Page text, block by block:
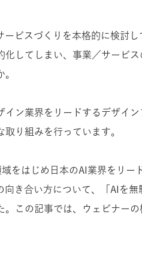
ービスづくりを本格的に検討
化してしまい、事業／サービ
イン業界をリードするデザイ
取り組みを行っています。
をはじめ日本のAI業界をリー
向き合い方について、「AIを
この記事では、ウェビナー